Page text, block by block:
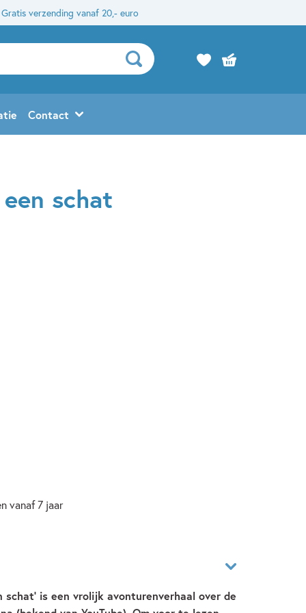
Gratis verzending vanaf 20,- euro
Contact
schat
vanaf 7 jaar
schat' is een vrolijk avonturenverhaal over de